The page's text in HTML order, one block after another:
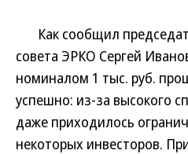
Как сообщил
совета ЭРКО Сергей
номиналом 1 тыс. руб.
успешно: из-за высокого
даже приходилось
некоторых инвесторов.